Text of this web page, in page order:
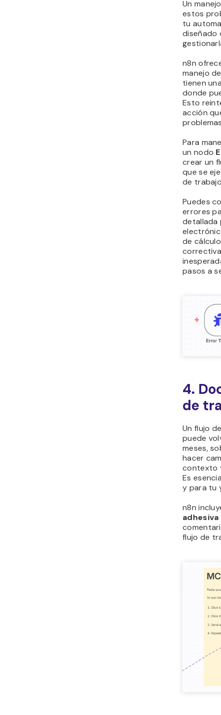
Un
estos
tu
diseñado
n8n
manejo
tienen
donde
Esto
acción
Para
un nodo
crear un
que se
de
Puedes
errores
detallada
de
pasos a
4.
de
Un flujo
puede
meses,
hacer
contexto
Es
y para tu
n8n
adhesiva
flujo de